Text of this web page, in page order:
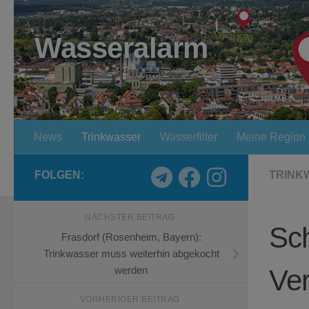
Zum Inhalt springen
Wasseralarm
News Trinkwasser Wasserfilter Meine Region
FOLGEN:
NÄCHSTER BEITRAG
Frasdorf (Rosenheim, Bayern):
Trinkwasser muss weiterhin abgekocht
werden
VORHERIGER BEITRAG